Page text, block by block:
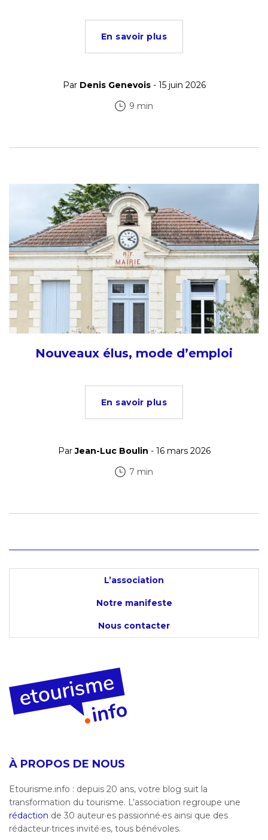
En savoir plus
Par Denis Genevois- 15 juin 2026
9 min
Nouveaux élus, mode d’emploi
En savoir plus
ParJean-Luc Boulin - 16 mars 2026
7 min
L’association
Notre manifeste
Nous contacter
À PROPOS DE NOUS
Etourisme.info : depuis 20 ans, votre blog suit la
transformation du tourisme. L’association regroupe une
rédaction de 30 auteur·es passionné·es ainsi que des
rédacteur·trices invité·es, tous bénévoles.